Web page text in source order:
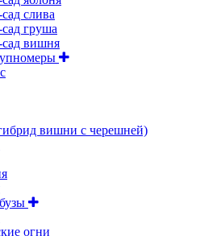
слива
груша
сад вишня
вишни с черешней)
огни